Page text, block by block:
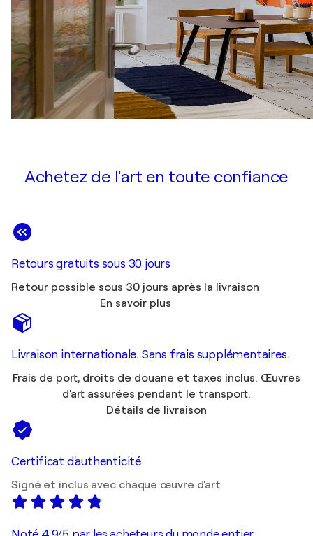
Achetez de l'art en toute confiance
Retours gratuits sous 30 jours
Retour possible sous 30 jours après la livraison
En savoir plus
Livraison internationale. Sans frais supplémentaires.
Frais de port, droits de douane et taxes inclus. Œuvres
d'art assurées pendant le transport.
Détails de livraison
Certificat d'authenticité
Signé et inclus avec chaque œuvre d'art